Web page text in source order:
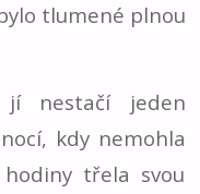
tlumené plnou
jí nestačí jeden
kdy nemohla
třela svou